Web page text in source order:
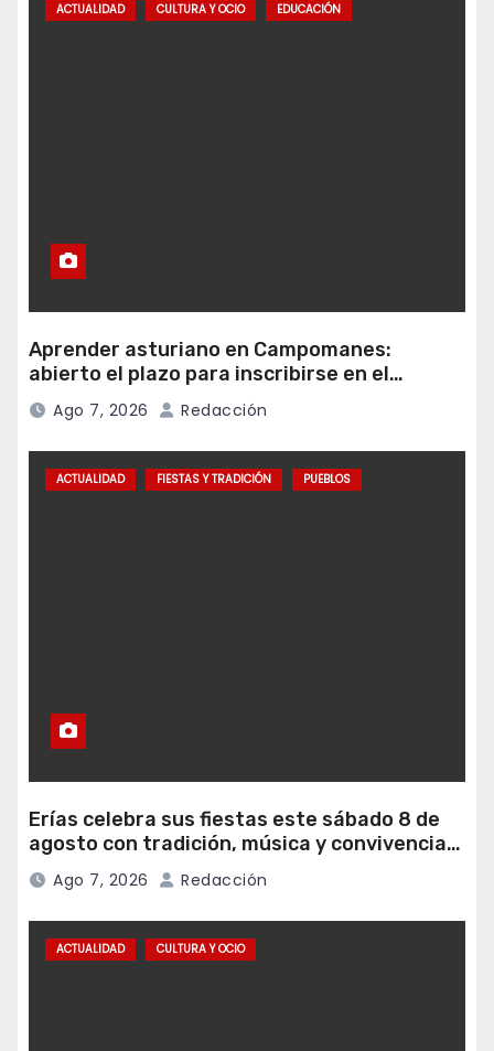
ACTUALIDAD CULTURA Y OCIO EDUCACIÓN
Aprender asturiano en Campomanes:
abierto el plazo para inscribirse en el
programa Falamos
Ago 7, 2026 Redacción
ACTUALIDAD FIESTAS Y TRADICIÓN PUEBLOS
Erías celebra sus fiestas este sábado 8 de
agosto con tradición, música y convivencia
vecinal
Ago 7, 2026 Redacción
ACTUALIDAD CULTURA Y OCIO